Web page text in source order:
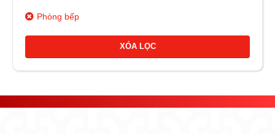
Phòng bếp
XÓA LỌC